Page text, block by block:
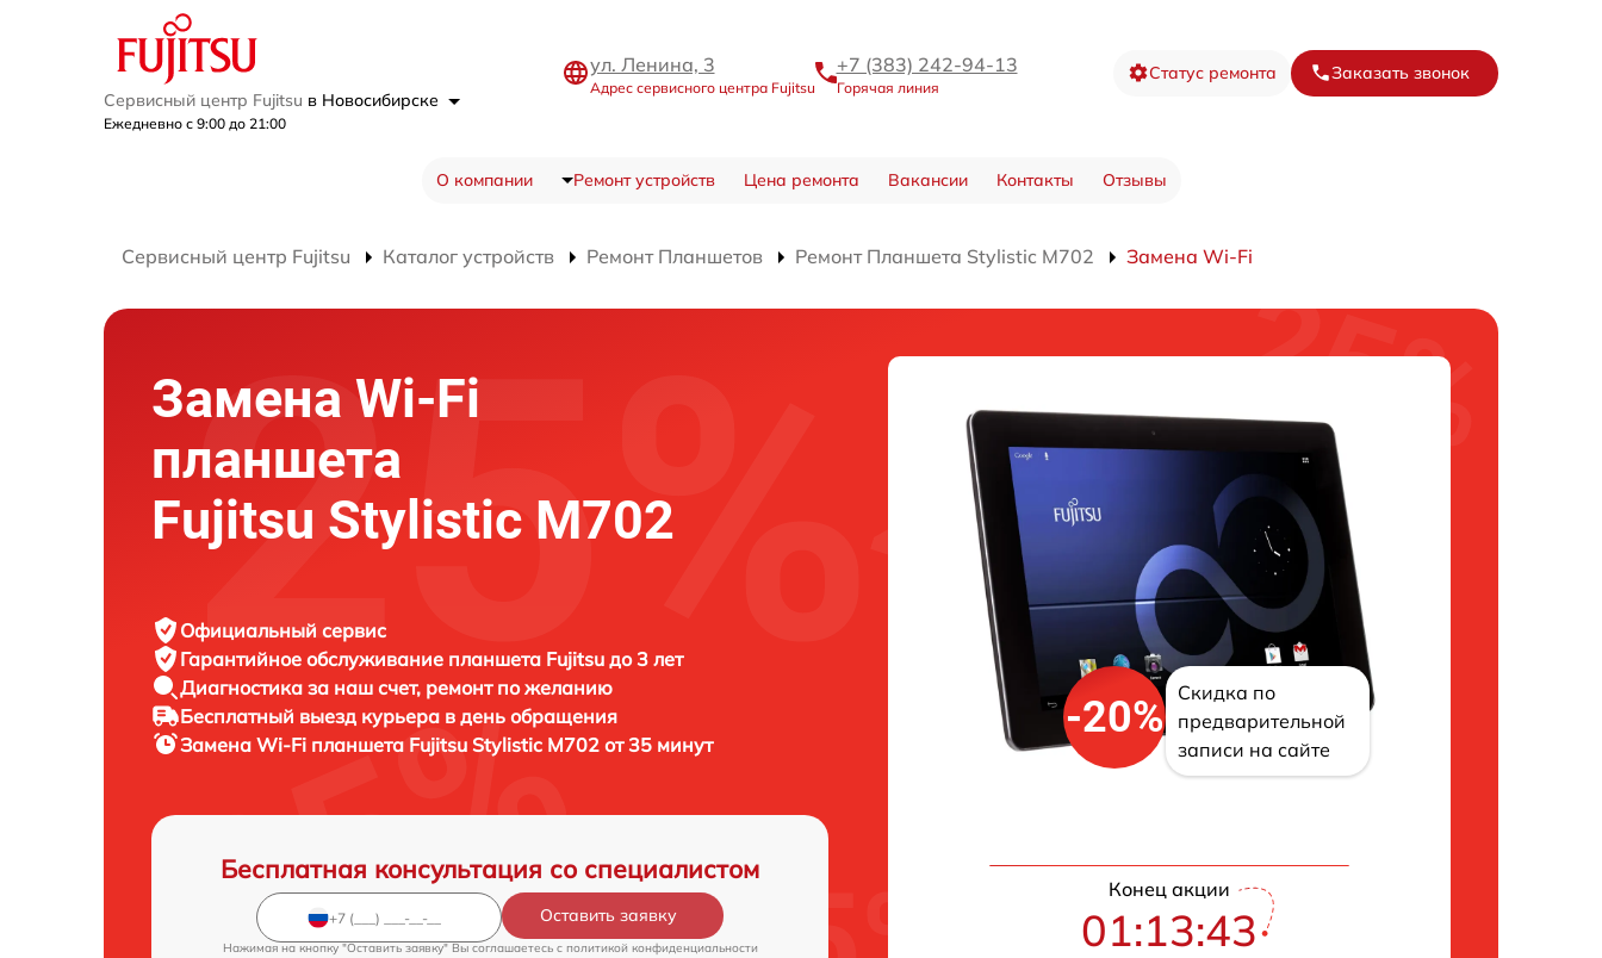
Сервисный центр Fujitsu в Новосибирске
Ежедневно с 9:00 до 21:00
ул. Ленина, 3
Адрес сервисного центра Fujitsu
+7 (383) 242-94-13
Горячая линия
Статус ремонта Заказать звонок
О компании Ремонт устройств Цена ремонта Вакансии Контакты Отзывы
Сервисный центр Fujitsu Каталог устройств Ремонт Планшетов Ремонт Планшета Stylistic M702 Замена Wi-Fi
Замена Wi-Fi
планшета
Fujitsu Stylistic M702
Официальный сервис
Гарантийное обслуживание планшета Fujitsu до 3 лет
Диагностика за наш счет, ремонт по желанию
Бесплатный выезд курьера в день обращения
Замена Wi-Fi планшета Fujitsu Stylistic M702 от 35 минут
Бесплатная консультация со специалистом
Оставить заявку
Нажимая на кнопку "Оставить заявку" Вы соглашаетесь c политикой конфиденциальности
-20%
Скидка по
предварительной
записи на сайте
Конец акции
01:13:42